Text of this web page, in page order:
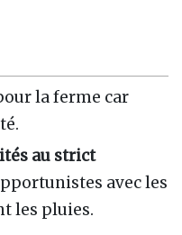
la ferme car
au strict
avec les
les pluies.